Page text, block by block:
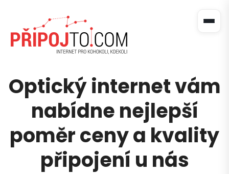
Optický internet vám
nabídne nejlepší
poměr ceny a kvality
připojení u nás